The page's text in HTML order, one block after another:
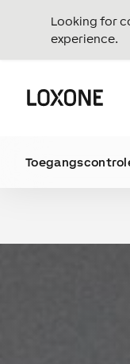
Looking for
experience.